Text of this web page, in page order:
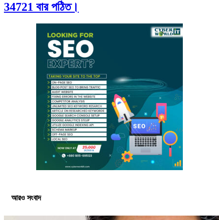
34721 বার পঠিত।
আরও সংবাদ